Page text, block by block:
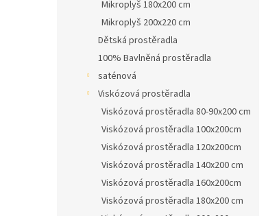
Mikroplyš 180x200 cm
Mikroplyš 200x220 cm
Dětská prostěradla
100% Bavlněná prostěradla
saténová
Viskózová prostěradla
Viskózová prostěradla 80-90x200 cm
Viskózová prostěradla 100x200cm
Viskózová prostěradla 120x200cm
Viskózová prostěradla 140x200 cm
Viskózová prostěradla 160x200cm
Viskózová prostěradla 180x200 cm